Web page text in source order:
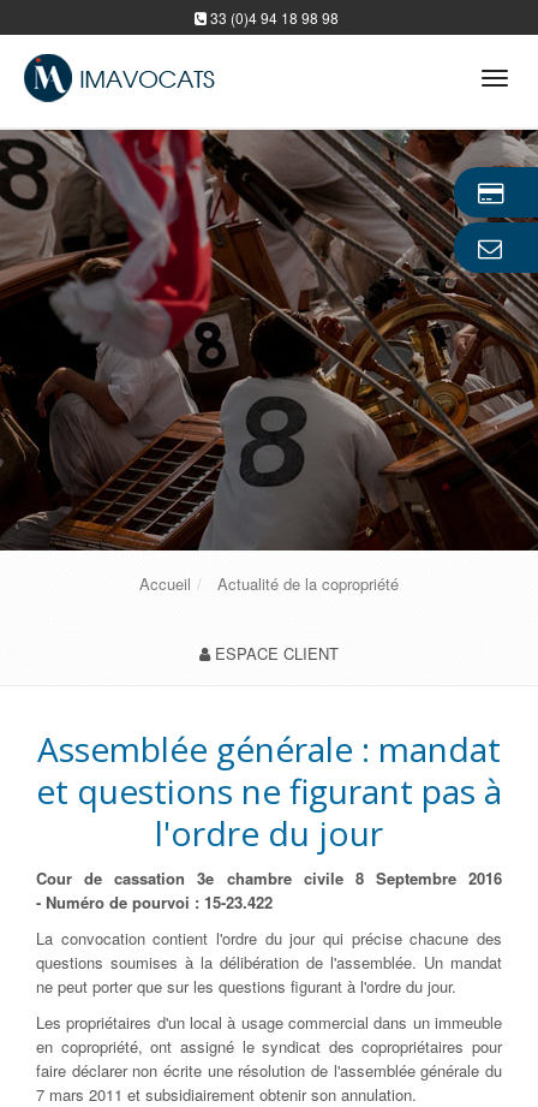
33 (0)4 94 18 98 98
Accueil Actualité de la copropriété
ESPACE CLIENT
Assemblée générale : mandat
et questions ne figurant pas à
l'ordre du jour
Cour de cassation 3e chambre civile 8 Septembre 2016
- Numéro de pourvoi : 15-23.422
La convocation contient l'ordre du jour qui précise chacune des
questions soumises à la délibération de l'assemblée. Un mandat
ne peut porter que sur les questions figurant à l'ordre du jour.
Les propriétaires d'un local à usage commercial dans un immeuble
en copropriété, ont assigné le syndicat des copropriétaires pour
faire déclarer non écrite une résolution de l'assemblée générale du
7 mars 2011 et subsidiairement obtenir son annulation.